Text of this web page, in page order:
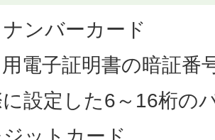
ンバーカード
電子証明書の暗証番
設定した6～16桁の